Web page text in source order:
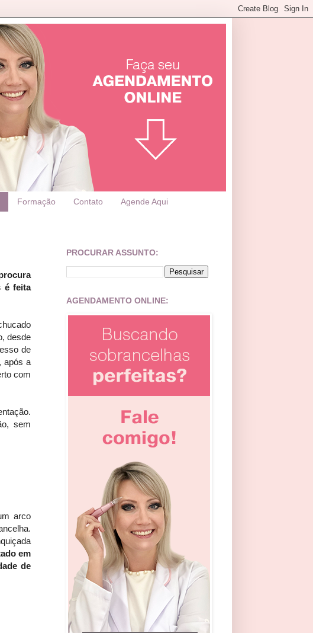
Formação Contato Agende Aqui
é feita
desde
de
após a
com
sem
arco
em
de
PROCURAR ASSUNTO:
AGENDAMENTO ONLINE: